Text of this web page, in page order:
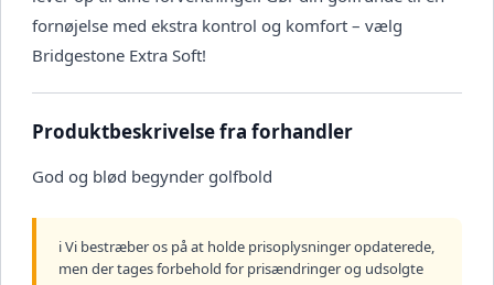
fornøjelse med ekstra kontrol og komfort – vælg
Bridgestone Extra Soft!
Produktbeskrivelse fra forhandler
God og blød begynder golfbold
ℹ️ Vi bestræber os på at holde prisoplysninger opdaterede,
men der tages forbehold for prisændringer og udsolgte